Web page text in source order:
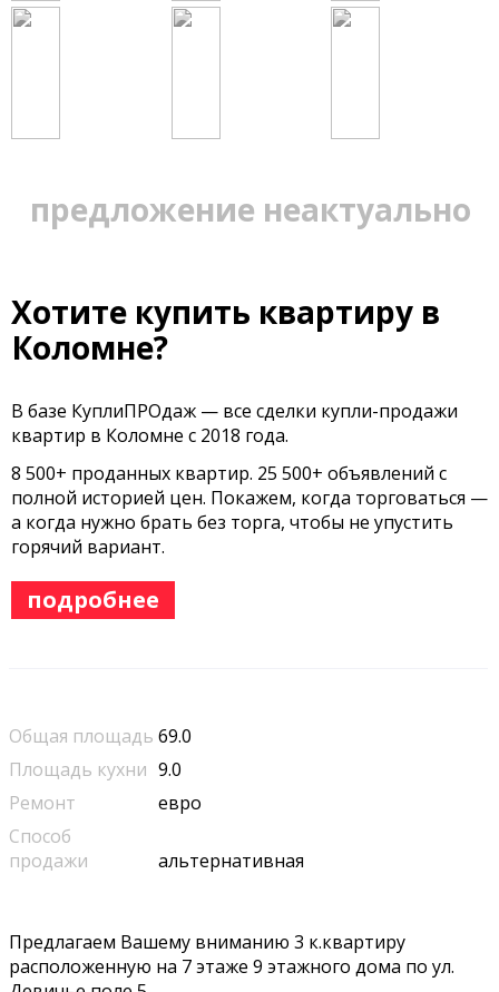
предложение неактуально
Хотите купить квартиру в
Коломне?
В базе КуплиПРОдаж — все сделки купли-продажи
квартир в Коломне с 2018 года.
8 500+ проданных квартир. 25 500+ объявлений с
полной историей цен. Покажем, когда торговаться —
а когда нужно брать без торга, чтобы не упустить
горячий вариант.
подробнее
Общая площадь 69.0
Площадь кухни 9.0
Ремонт
евро
Способ
продажи
альтернативная
Предлагаем Вашему вниманию 3 к.квартиру
расположенную на 7 этаже 9 этажного дома по ул.